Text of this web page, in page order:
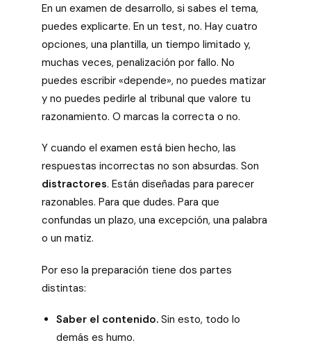
En un examen de desarrollo, si sabes el tema,
puedes explicarte. En un test, no. Hay cuatro
opciones, una plantilla, un tiempo limitado y,
muchas veces, penalización por fallo. No
puedes escribir «depende», no puedes matizar
y no puedes pedirle al tribunal que valore tu
razonamiento. O marcas la correcta o no.
Y cuando el examen está bien hecho, las
respuestas incorrectas no son absurdas. Son
distractores. Están diseñadas para parecer
razonables. Para que dudes. Para que
confundas un plazo, una excepción, una palabra
o un matiz.
Por eso la preparación tiene dos partes
distintas:
Saber el contenido. Sin esto, todo lo
demás es humo.